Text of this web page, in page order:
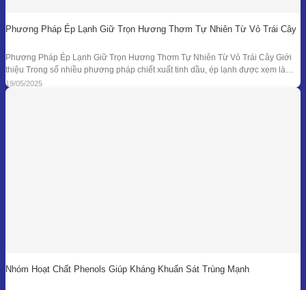
Phương Pháp Ép Lạnh Giữ Trọn Hương Thơm Tự Nhiên Từ Vỏ Trái Cây
Phương Pháp Ép Lạnh Giữ Trọn Hương Thơm Tự Nhiên Từ Vỏ Trái Cây Giới
thiệu Trong số nhiều phương pháp chiết xuất tinh dầu, ép lạnh được xem là
một trong những kỹ thuật đối với nguyên liệu đặc thù – đặc biệt là vỏ các loại
quả có mùi hương tươi mát như
19/05/2025
Nhóm Hoạt Chất Phenols Giúp Kháng Khuẩn Sát Trùng Mạnh